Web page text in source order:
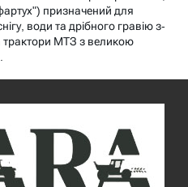
призначений для
води та дрібного гравію з-
трактори МТЗ з великою